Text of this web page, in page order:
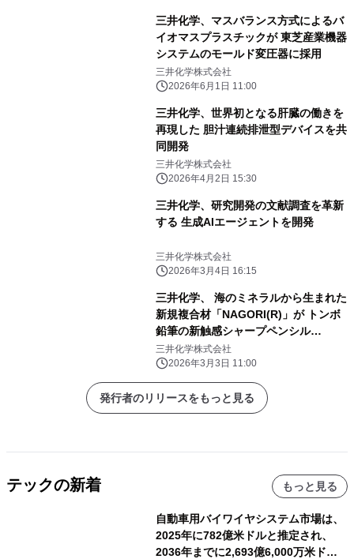
三井化学、マスバランス方式によるバ
イオマスプラスチックが 東芝産業機器
システムのモールド変圧器に採用
三井化学株式会社
2026年6月1日 11:00
三井化学、世界初となる肝臓の働きを
再現した 胆汁連続排泄型デバイスを共
同開発
三井化学株式会社
2026年4月2日 15:30
三井化学、研究開発の文献調査を革新
する 生成AIエージェントを開発
三井化学株式会社
2026年3月4日 16:15
三井化学、 海のミネラルから生まれた
新規複合材「NAGORI(R)」が トンボ
鉛筆の新触感シャープペンシル
「FUMI」に採用
三井化学株式会社
2026年3月3日 11:00
発行者のリリースをもっと見る
テックの新着 もっと見る
自動車用バイワイヤシステム市場は、
2025年に782億米ドルと推定され、
2036年までに2,693億6,000万米ドル